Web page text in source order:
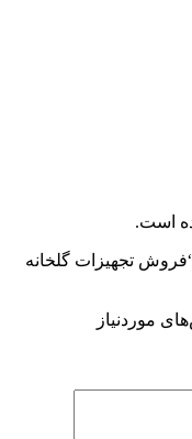
است.
تجهیزات گلخانه
موردنیاز